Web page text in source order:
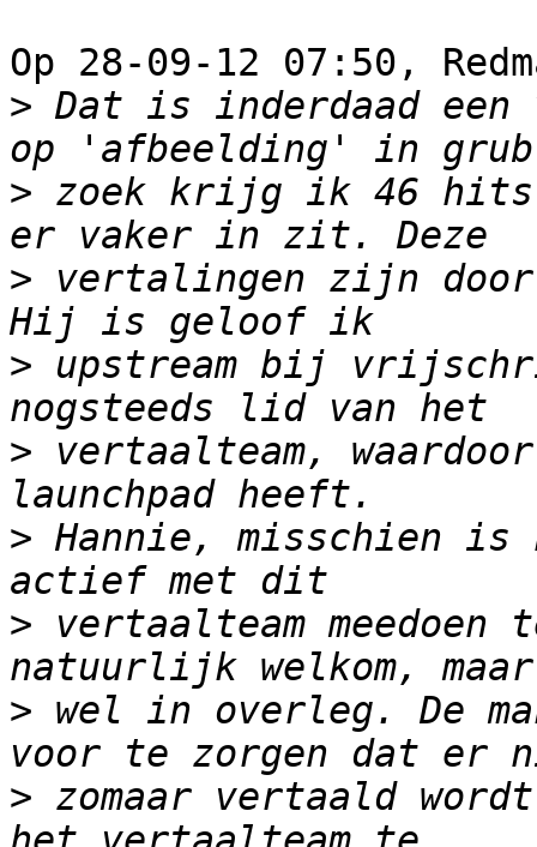
Op 28-09-12 07:50,
> Dat is inderdaad
> zoek krijg ik 46
> vertalingen zijn door
> upstream bij
> vertaalteam,
> Hannie, misschien
> vertaalteam
> wel in overleg. De
> zomaar vertaald